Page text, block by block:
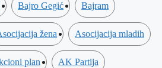
Bajro Gegić Bajram
žena Asocijacija mladih
plan AK Partija